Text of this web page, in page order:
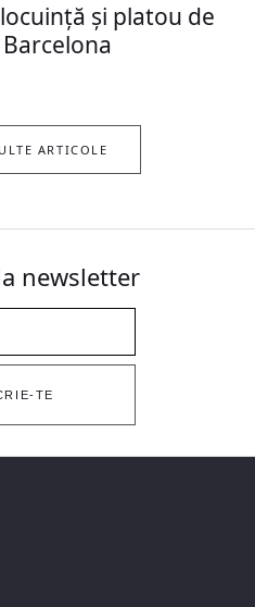
și platou de
ARTICOLE
newsletter
TE